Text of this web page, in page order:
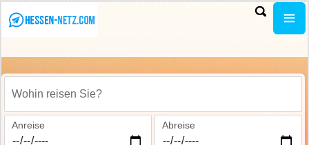
Wohin reisen Sie?
Anreise Abreise